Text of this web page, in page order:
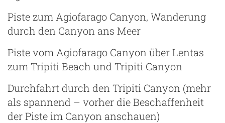
Piste zum Agiofarago Canyon, Wanderung
durch den Canyon ans Meer
Piste vom Agiofarago Canyon über Lentas
zum Tripiti Beach und Tripiti Canyon
Durchfahrt durch den Tripiti Canyon (mehr
als spannend – vorher die Beschaffenheit
der Piste im Canyon anschauen)